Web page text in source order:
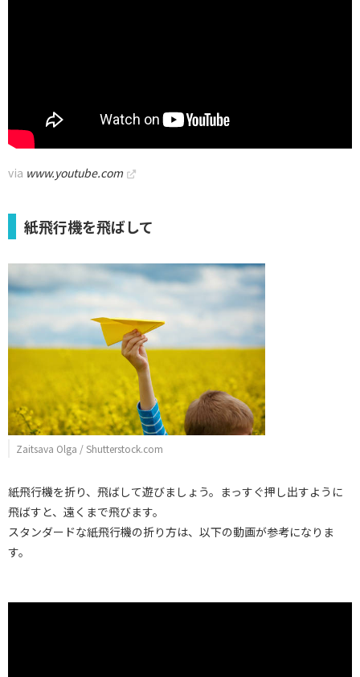
via www.youtube.com
紙飛行機を飛ばして
Zaitsava Olga / Shutterstock.com
紙飛行機を折り、飛ばして遊びましょう。まっすぐ押し出すように
飛ばすと、遠くまで飛びます。
スタンダードな紙飛行機の折り方は、以下の動画が参考になりま
す。